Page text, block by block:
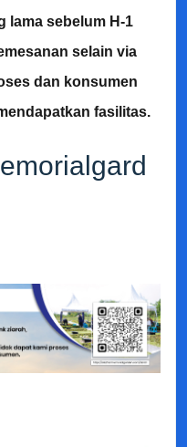
lama sebelum H-1
selain via
dan konsumen
fasilitas.